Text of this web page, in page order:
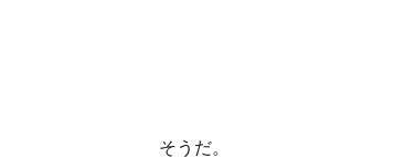
そうだ。